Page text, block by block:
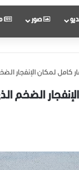
صور
كامل لمكان الإنفجار
الضخم